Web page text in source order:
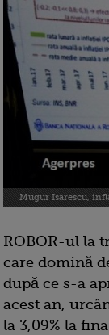
Mugur Isarescu,
ROBOR-ul la
care domină
după ce s-a
acest an,
la 3,09% la